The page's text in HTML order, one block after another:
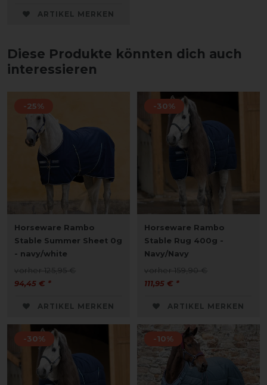
ARTIKEL MERKEN
Diese Produkte könnten dich auch
interessieren
-25%
Horseware Rambo
Stable Summer Sheet 0g
- navy/white
vorher 125,95 €
94,45 € *
ARTIKEL MERKEN
-30%
Horseware Rambo
Stable Rug 400g -
Navy/Navy
vorher 159,90 €
111,95 € *
ARTIKEL MERKEN
-30% -10%